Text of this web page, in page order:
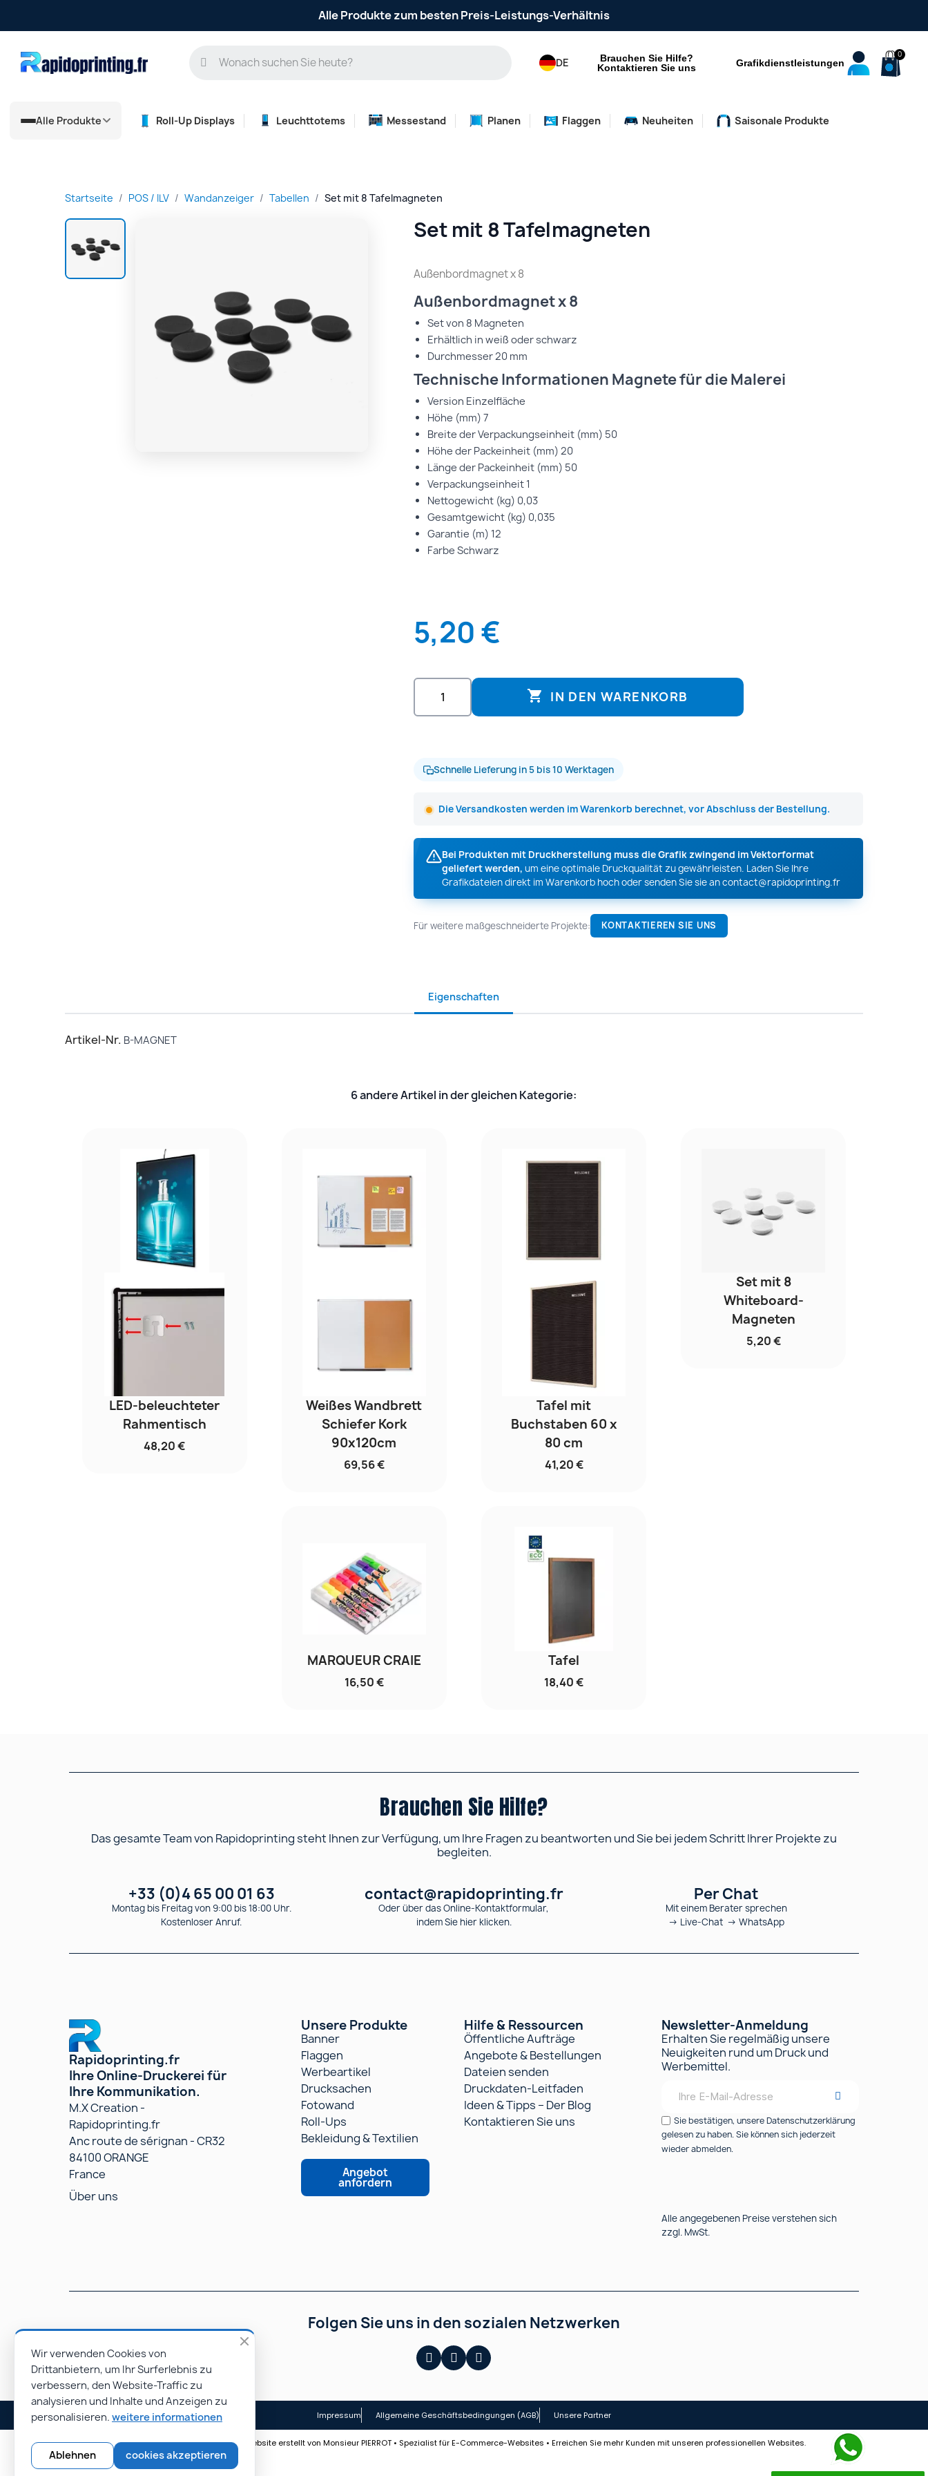
Alle Produkte zum besten Preis-Leistungs-Verhältnis
DE
Brauchen Sie Hilfe?
Kontaktieren Sie uns
Grafikdienstleistungen
Alle Produkte Roll-Up Displays Leuchttotems Messestand Planen Flaggen Neuheiten Saisonale Produkte
Startseite POS / ILV Wandanzeiger Tabellen Set mit 8 Tafelmagneten
Set mit 8 Tafelmagneten
Außenbordmagnet x 8
Außenbordmagnet x 8
Set von 8 Magneten
Erhältlich in weiß oder schwarz
Durchmesser 20 mm
Technische Informationen Magnete für die Malerei
Version Einzelfläche
Höhe (mm) 7
Breite der Verpackungseinheit (mm) 50
Höhe der Packeinheit (mm) 20
Länge der Packeinheit (mm) 50
Verpackungseinheit 1
Nettogewicht (kg) 0,03
Gesamtgewicht (kg) 0,035
Garantie (m) 12
Farbe Schwarz
5,20 €
 IN DEN WARENKORB
Schnelle Lieferung in 5 bis 10 Werktagen
Die Versandkosten werden im Warenkorb berechnet, vor Abschluss der Bestellung.
Bei Produkten mit Druckherstellung muss die Grafik zwingend im Vektorformat
geliefert werden, um eine optimale Druckqualität zu gewährleisten. Laden Sie Ihre
Grafikdateien direkt im Warenkorb hoch oder senden Sie sie ancontact@rapidoprinting.fr
Für weitere maßgeschneiderte Projekte: KONTAKTIEREN SIE UNS
Eigenschaften
Artikel-Nr. B-MAGNET
6 andere Artikel in der gleichen Kategorie:
LED-beleuchteter
Rahmentisch
48,20 €
Weißes Wandbrett
Schiefer Kork
90x120cm
69,56 €
Tafel mit
Buchstaben 60 x
80 cm
41,20 €
Set mit 8
Whiteboard-
Magneten
5,20 €
MARQUEUR CRAIE
16,50 €
Tafel
18,40 €
Brauchen Sie Hilfe?
Das gesamte Team von Rapidoprinting steht Ihnen zur Verfügung, um Ihre Fragen zu beantworten und Sie bei jedem Schritt Ihrer Projekte zu
begleiten.
+33 (0)4 65 00 01 63
Montag bis Freitag von 9:00 bis 18:00 Uhr.
Kostenloser Anruf.
contact@rapidoprinting.fr
Oder über das Online-Kontaktformular,
indem Sie hier klicken.
Per Chat
Mit einem Berater sprechen
→ Live-Chat → WhatsApp
Rapidoprinting.fr
Ihre Online-Druckerei für
Ihre Kommunikation.
M.X Creation -
Rapidoprinting.fr
Anc route de sérignan - CR32
84100 ORANGE
France
Über uns
Unsere Produkte
Banner
Flaggen
Werbeartikel
Drucksachen
Fotowand
Roll-Ups
Bekleidung & Textilien
Angebot
anfordern
Hilfe & Ressourcen
Öffentliche Aufträge
Angebote & Bestellungen
Dateien senden
Druckdaten-Leitfaden
Ideen & Tipps – Der Blog
Kontaktieren Sie uns
Newsletter-Anmeldung
Erhalten Sie regelmäßig unsere
Neuigkeiten rund um Druck und
Werbemittel.
Sie bestätigen, unsere Datenschutzerklärung
gelesen zu haben. Sie können sich jederzeit
wieder abmelden.
Alle angegebenen Preise verstehen sich
zzgl. MwSt.
Folgen Sie uns in den sozialen Netzwerken
Impressum Allgemeine Geschäftsbedingungen (AGB) Unsere Partner
© Rapidoprinting.fr 2026 | Website erstellt von Monsieur PIERROT • Spezialist für E-Commerce-Websites • Erreichen Sie mehr Kunden mit unseren professionellen Websites.
Wir verwenden Cookies von
Drittanbietern, um Ihr Surferlebnis zu
verbessern, den Website-Traffic zu
analysieren und Inhalte und Anzeigen zu
personalisieren. weitere informationen
cookies akzeptieren
Ablehnen